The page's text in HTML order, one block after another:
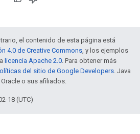
el contenido de esta página está
4.0 de Creative Commons, y los ejemplos
licencia Apache 2.0. Para obtener más
del sitio de Google Developers. Java
o sus afiliados.
18 (UTC)